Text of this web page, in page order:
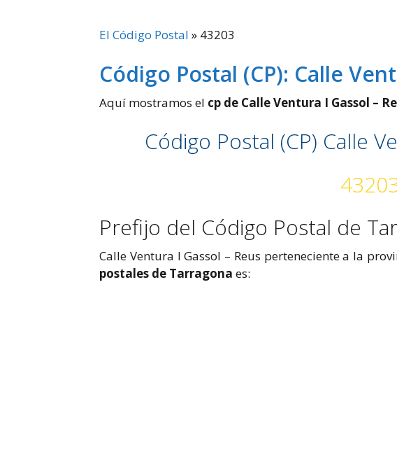
El Código Postal » 43203
Código Postal (CP): Calle
Aquí mostramos el cp de Calle Ventura I Gassol –
Código Postal (CP) Calle
Prefijo del Código Postal de
Calle Ventura I Gassol – Reus perteneciente a la
postales de Tarragona es: